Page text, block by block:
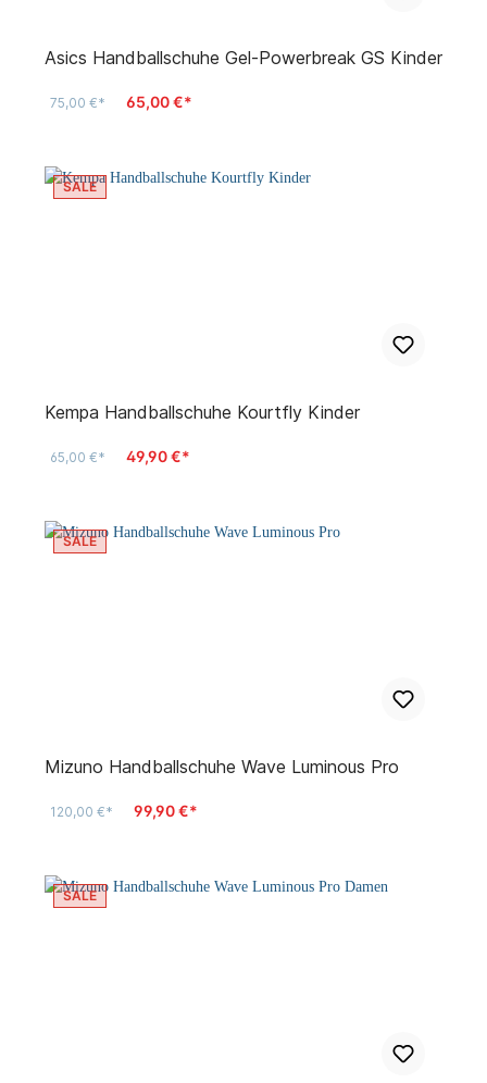
Asics Handballschuhe Gel-Powerbreak GS Kinder
75,00 €* 65,00 €*
SALE
Kempa Handballschuhe Kourtfly Kinder
65,00 €* 49,90 €*
SALE
Mizuno Handballschuhe Wave Luminous Pro
120,00 €* 99,90 €*
SALE